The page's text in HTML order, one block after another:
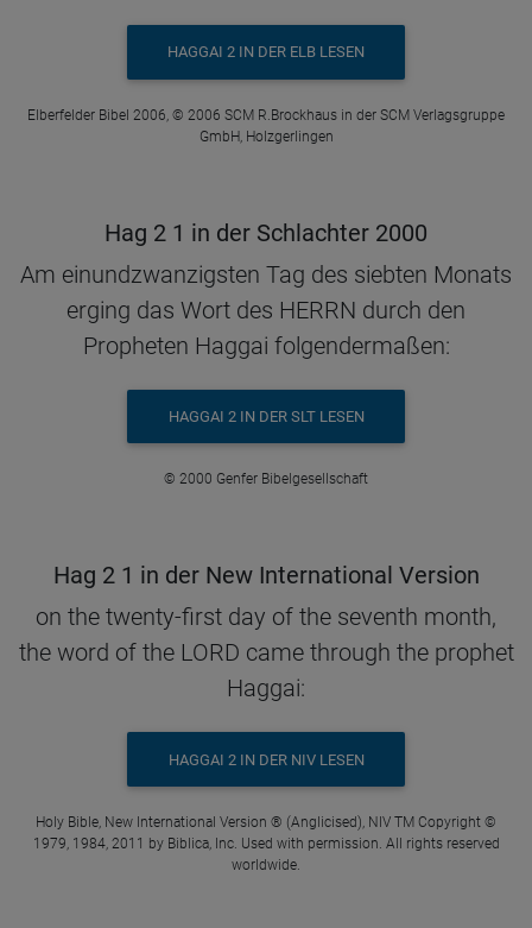
HAGGAI 2 IN DER ELB LESEN
Elberfelder Bibel 2006, © 2006 SCM R.Brockhaus in der SCM Verlagsgruppe
GmbH, Holzgerlingen
Hag 2 1 in der Schlachter 2000
Am einundzwanzigsten Tag des siebten Monats
erging das Wort des HERRN durch den
Propheten Haggai folgendermaßen:
HAGGAI 2 IN DER SLT LESEN
© 2000 Genfer Bibelgesellschaft
Hag 2 1 in der New International Version
on the twenty-first day of the seventh month,
the word of the LORD came through the prophet
Haggai:
HAGGAI 2 IN DER NIV LESEN
Holy Bible, New International Version ® (Anglicised), NIV TM Copyright ©
1979, 1984, 2011 by Biblica, Inc. Used with permission. All rights reserved
worldwide.